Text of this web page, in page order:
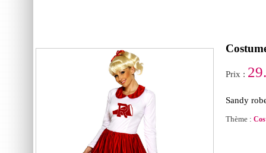
Prix :
Sandy
Thème :